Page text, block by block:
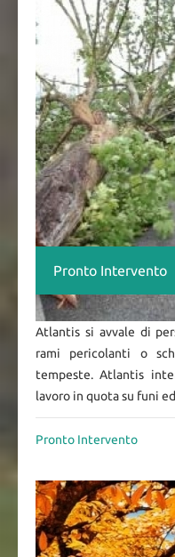
Pronto Intervento
Atlantis si avvale di
rami pericolanti o
tempeste. Atlantis
lavoro in quota su funi
Pronto Intervento